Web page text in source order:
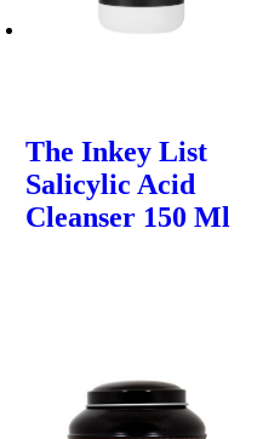
The Inkey List
Salicylic Acid
Cleanser 150 Ml